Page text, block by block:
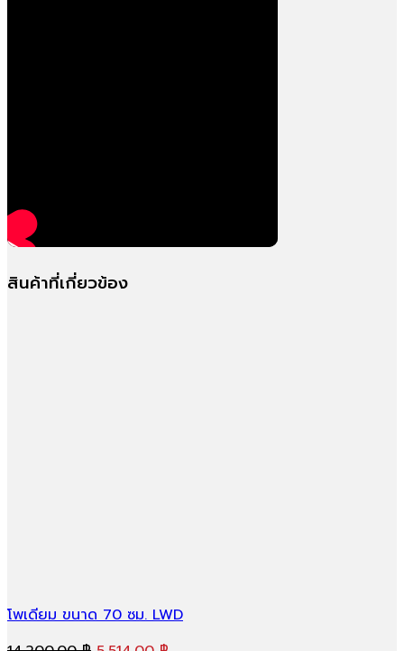
สินค้าที่เกี่ยวข้อง
โพเดียม ขนาด 70 ซม. LWD